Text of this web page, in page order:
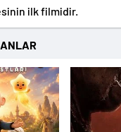
ilk filmidir.